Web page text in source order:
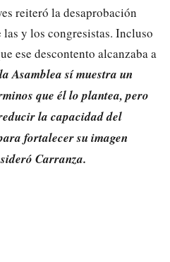
reiteró la desaprobación
y los congresistas. Incluso
ese descontento alcanzaba a
Asamblea sí muestra un
que él lo plantea, pero
la capacidad del
fortalecer su imagen
Carranza.